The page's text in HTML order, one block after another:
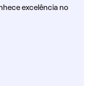
excelência no